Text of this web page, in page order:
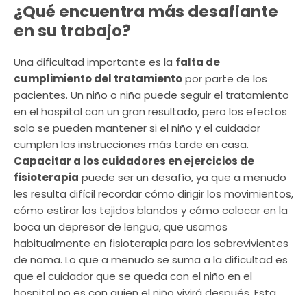
¿Qué encuentra más desafiante
en su trabajo?
Una dificultad importante es la falta de
cumplimiento del tratamientopor parte de los
pacientes. Un niño o niña puede seguir el tratamiento
en el hospital con un gran resultado, pero los efectos
solo se pueden mantener si el niño y el cuidador
cumplen las instrucciones más tarde en casa.
Capacitar a los cuidadores en ejercicios de
fisioterapia puede ser un desafío, ya que a menudo
les resulta difícil recordar cómo dirigir los movimientos,
cómo estirar los tejidos blandos y cómo colocar en la
boca un depresor de lengua, que usamos
habitualmente en fisioterapia para los sobrevivientes
de noma. Lo que a menudo se suma a la dificultad es
que el cuidador que se queda con el niño en el